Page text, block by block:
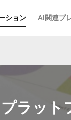
ション AI関連プ
ラット